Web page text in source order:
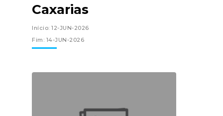
Caxarias
Início: 12-JUN-2026
Fim: 14-JUN-2026